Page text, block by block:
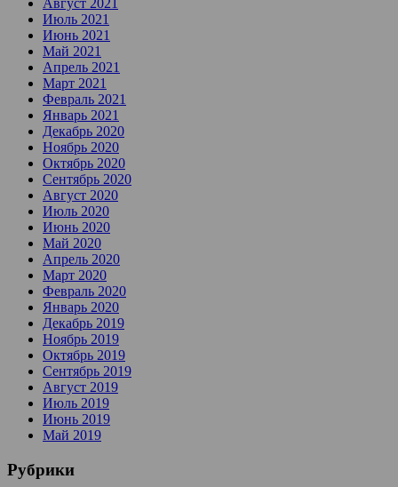
Август 2021
Июль 2021
Июнь 2021
Май 2021
Апрель 2021
Март 2021
Февраль 2021
Январь 2021
Декабрь 2020
Ноябрь 2020
Октябрь 2020
Сентябрь 2020
Август 2020
Июль 2020
Июнь 2020
Май 2020
Апрель 2020
Март 2020
Февраль 2020
Январь 2020
Декабрь 2019
Ноябрь 2019
Октябрь 2019
Сентябрь 2019
Август 2019
Июль 2019
Июнь 2019
Май 2019
Рубрики